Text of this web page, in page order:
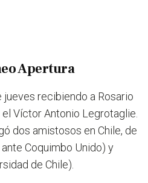
Apertura
jueves recibiendo a Rosario
el Víctor Antonio Legrotaglie.
dos amistosos en Chile, de
Coquimbo Unido) y
de Chile).